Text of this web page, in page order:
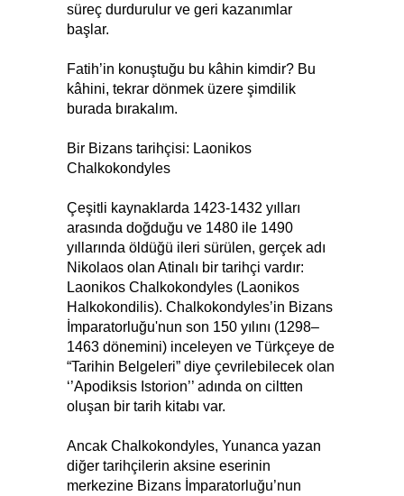
süreç durdurulur ve geri kazanımlar
başlar.
Fatih’in konuştuğu bu kâhin kimdir? Bu
kâhini, tekrar dönmek üzere şimdilik
burada bırakalım.
Bir Bizans tarihçisi: Laonikos
Chalkokondyles
Çeşitli kaynaklarda 1423-1432 yılları
arasında doğduğu ve 1480 ile 1490
yıllarında öldüğü ileri sürülen, gerçek adı
Nikolaos olan Atinalı bir tarihçi vardır:
Laonikos Chalkokondyles (Laonikos
Halkokondilis). Chalkokondyles’in Bizans
İmparatorluğu'nun son 150 yılını (1298–
1463 dönemini) inceleyen ve Türkçeye de
“Tarihin Belgeleri” diye çevrilebilecek olan
‘’Apodiksis Istorion’’ adında on ciltten
oluşan bir tarih kitabı var.
Ancak Chalkokondyles, Yunanca yazan
diğer tarihçilerin aksine eserinin
merkezine Bizans İmparatorluğu’nun